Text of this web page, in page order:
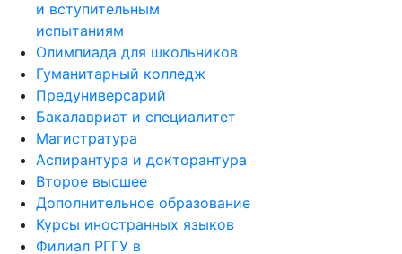
испытаниям
Олимпиада для школьников
Гуманитарный колледж
Предуниверсарий
Бакалавриат и специалитет
Магистратура
Аспирантура и докторантура
Второе высшее
Дополнительное образование
Курсы иностранных языков
Филиал РГГУ в
г. Домодедово